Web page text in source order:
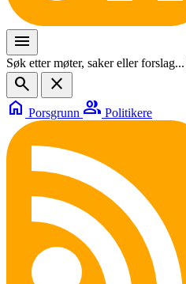
menu
Søk etter møter, saker eller forslag...
search
close
home Porsgrunn group Politikere